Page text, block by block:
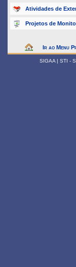
Atividades de
Projetos de
Ir ao Menu
SIGAA | STI -